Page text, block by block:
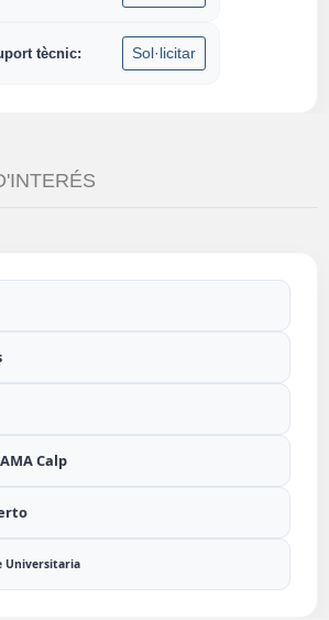
tècnic: Sol·licitar
Calp
Universitaria